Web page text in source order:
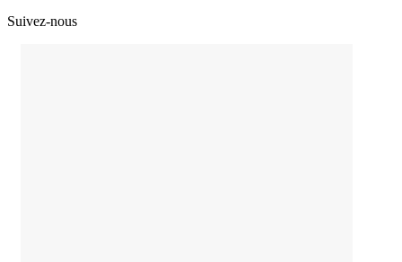
Suivez-nous